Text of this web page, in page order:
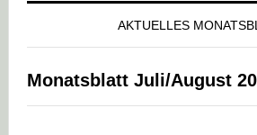
AKTUELLES
Monatsblatt Juli/August